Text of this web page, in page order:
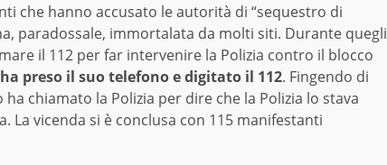
che hanno accusato le autorità di “sequestro di
paradossale, immortalata da molti siti. Durante quegli
il 112 per far intervenire la Polizia contro il blocco
preso il suo telefono e digitato il 112. Fingendo di
chiamato la Polizia per dire che la Polizia lo stava
La vicenda si è conclusa con 115 manifestanti